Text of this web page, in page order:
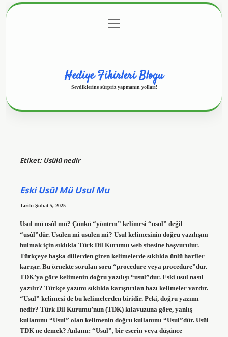
Gizlilik Politikası
menüyü
aç
Hediye Fikirleri Blogu
Sevdiklerine sürpriz yapmanın yolları!
Etiket:Usülü nedir
Eski Usül Mü Usul Mu
Tarih: Şubat 5, 2025
Usul mü usûl mü? Çünkü “yöntem” kelimesi “usul” değil
“usûl”dür. Usülen mi usulen mi? Usul kelimesinin doğru yazılışını
bulmak için sıklıkla Türk Dil Kurumu web sitesine başvurulur.
Türkçeye başka dillerden giren kelimelerde sıklıkla ünlü harfler
karışır. Bu örnekte sorulan soru “procedure veya procedure”dur.
TDK’ya göre kelimenin doğru yazılışı “usul”dur. Eski usul nasıl
yazılır? Türkçe yazımı sıklıkla karıştırılan bazı kelimeler vardır.
“Usul” kelimesi de bu kelimelerden biridir. Peki, doğru yazımı
nedir? Türk Dil Kurumu’nun (TDK) kılavuzuna göre, yanlış
kullanımı “Usul” olan kelimenin doğru kullanımı “Usul”dür. Usül
TDK ne demek? Anlamı: “Usul”, bir eserin veya düşünce